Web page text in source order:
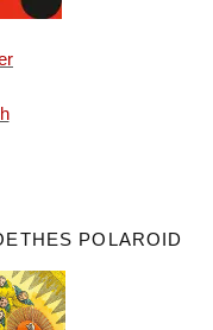
POLAROID